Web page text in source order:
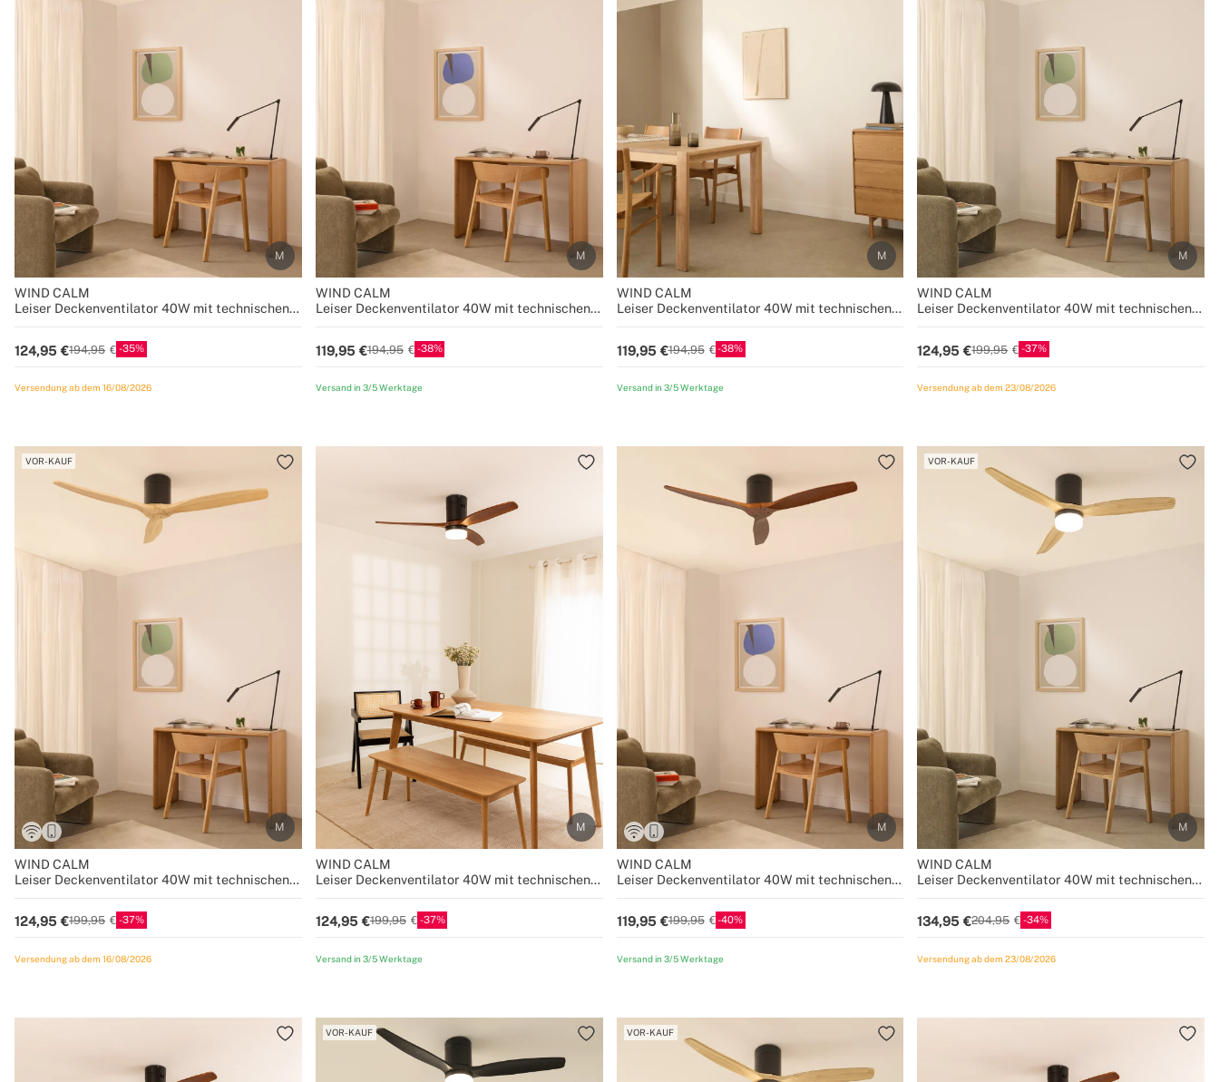
WIND CALM
Leiser Deckenventilator 40W mit technischen
124,95
194,95 35
Versendung ab dem 16/08/2026
WIND CALM
Leiser Deckenventilator 40W mit technischen
119,95
194,95 38
Versand in 3/5 Werktage
WIND CALM
Leiser Deckenventilator 40W mit technischen
119,95
194,95 38
Versand in 3/5 Werktage
WIND CALM
Leiser Deckenventilator 40W mit technischen
124,95
199,95 37
Versendung ab dem 23/08/2026
VOR-KAUF
WIND CALM
Leiser Deckenventilator 40W mit technischen
124,95
199,95 37
Versendung ab dem 16/08/2026
WIND CALM
Leiser Deckenventilator 40W mit technischen
124,95
199,95 37
Versand in 3/5 Werktage
WIND CALM
Leiser Deckenventilator 40W mit technischen
119,95
199,95 40
Versand in 3/5 Werktage
VOR-KAUF
WIND CALM
Leiser Deckenventilator 40W mit technischen
134,95
204,95 34
Versendung ab dem 23/08/2026
VOR-KAUF VOR-KAUF